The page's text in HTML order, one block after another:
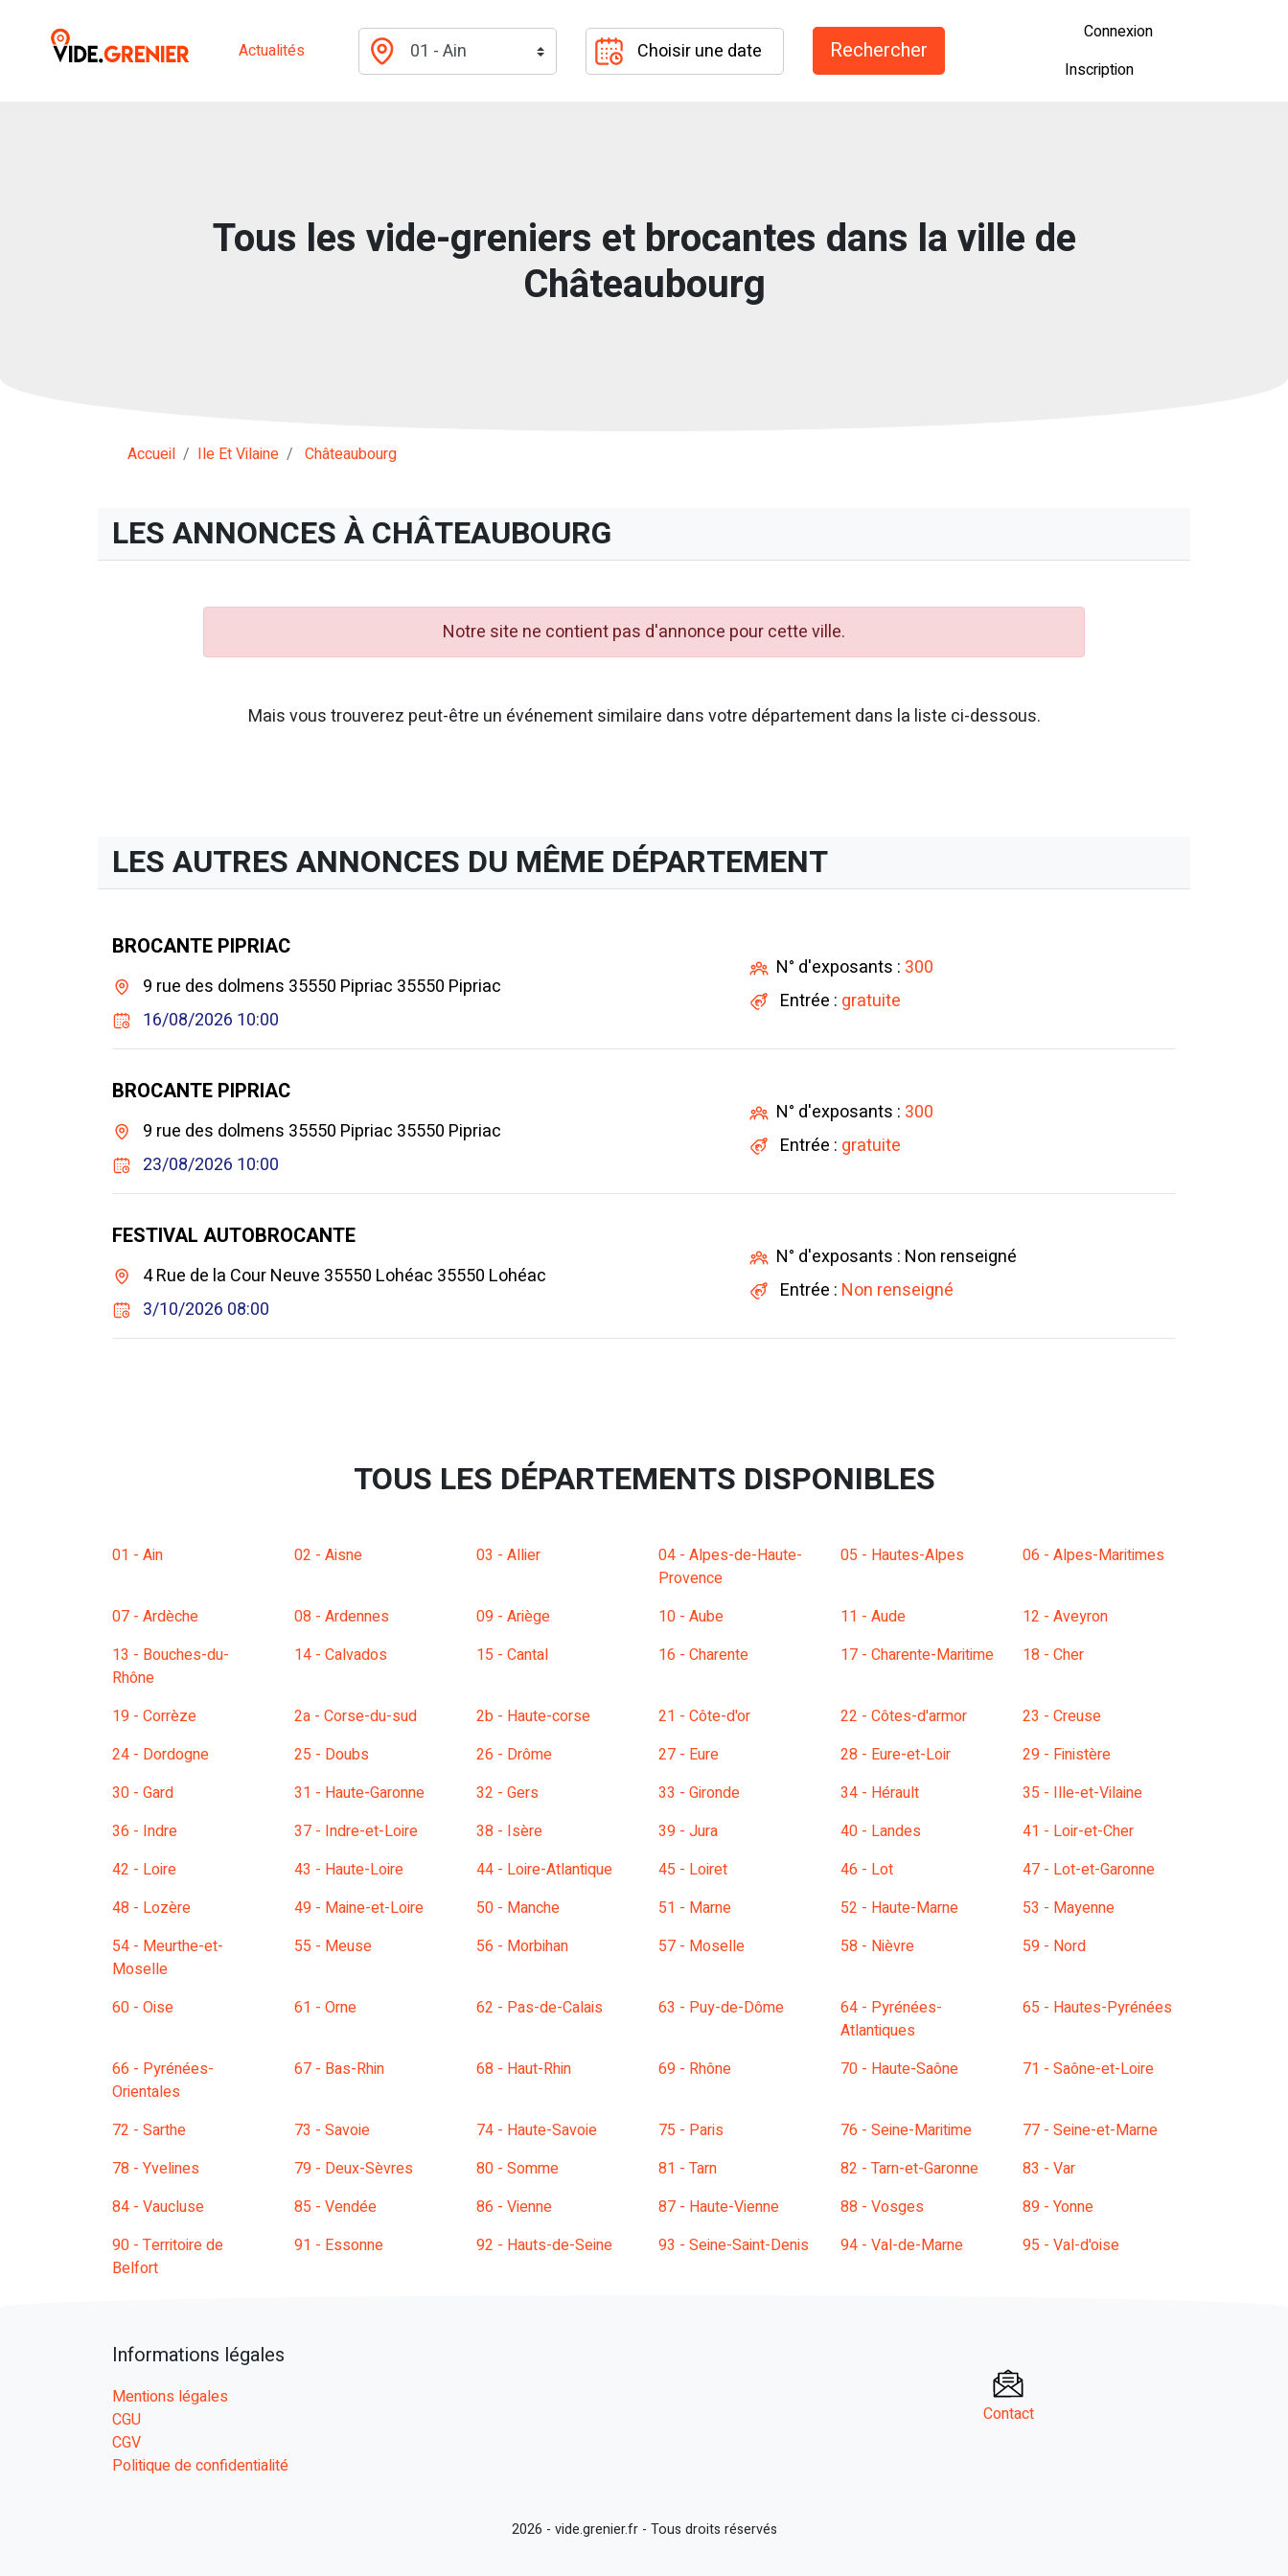
Actualités
Connexion
Inscription
Tous les vide-greniers et brocantes dans la ville de
Châteaubourg
Accueil Ile Et Vilaine Châteaubourg
LES ANNONCES À CHÂTEAUBOURG
Notre site ne contient pas d'annonce pour cette ville.
Mais vous trouverez peut-être un événement similaire dans votre département dans la liste ci-dessous.
LES AUTRES ANNONCES DU MÊME DÉPARTEMENT
BROCANTE PIPRIAC
9 rue des dolmens 35550 Pipriac 35550 Pipriac
16/08/2026 10:00
N° d'exposants : 300
Entrée : gratuite
BROCANTE PIPRIAC
9 rue des dolmens 35550 Pipriac 35550 Pipriac
23/08/2026 10:00
N° d'exposants : 300
Entrée : gratuite
FESTIVAL AUTOBROCANTE
4 Rue de la Cour Neuve 35550 Lohéac 35550 Lohéac
3/10/2026 08:00
N° d'exposants : Non renseigné
Entrée : Non renseigné
TOUS LES DÉPARTEMENTS DISPONIBLES
01 - Ain 02 - Aisne 03 - Allier
04 - Alpes-de-Haute-
Provence
05 - Hautes-Alpes 06 - Alpes-Maritimes
07 - Ardèche 08 - Ardennes 09 - Ariège 10 - Aube 11 - Aude
12 - Aveyron
13 - Bouches-du-
Rhône
14 - Calvados 15 - Cantal 16 - Charente 17 - Charente-Maritime 18 - Cher
19 - Corrèze 2a - Corse-du-sud 2b - Haute-corse 21 - Côte-d'or 22 - Côtes-d'armor
23 - Creuse
24 - Dordogne
25 - Doubs 26 - Drôme 27 - Eure 28 - Eure-et-Loir
29 - Finistère
30 - Gard
31 - Haute-Garonne 32 - Gers 33 - Gironde 34 - Hérault
35 - Ille-et-Vilaine
36 - Indre
37 - Indre-et-Loire 38 - Isère 39 - Jura 40 - Landes
41 - Loir-et-Cher
42 - Loire
43 - Haute-Loire 44 - Loire-Atlantique 45 - Loiret 46 - Lot
47 - Lot-et-Garonne
48 - Lozère
49 - Maine-et-Loire 50 - Manche 51 - Marne 52 - Haute-Marne
53 - Mayenne
54 - Meurthe-et-
Moselle
55 - Meuse 56 - Morbihan 57 - Moselle 58 - Nièvre 59 - Nord
60 - Oise 61 - Orne 62 - Pas-de-Calais 63 - Puy-de-Dôme
64 - Pyrénées-
Atlantiques
65 - Hautes-Pyrénées
66 - Pyrénées-
Orientales
67 - Bas-Rhin 68 - Haut-Rhin 69 - Rhône 70 - Haute-Saône 71 - Saône-et-Loire
72 - Sarthe 73 - Savoie 74 - Haute-Savoie 75 - Paris 76 - Seine-Maritime
77 - Seine-et-Marne
78 - Yvelines
79 - Deux-Sèvres 80 - Somme 81 - Tarn 82 - Tarn-et-Garonne
83 - Var
84 - Vaucluse
85 - Vendée 86 - Vienne 87 - Haute-Vienne 88 - Vosges
89 - Yonne
90 - Territoire de
Belfort
91 - Essonne 92 - Hauts-de-Seine 93 - Seine-Saint-Denis 94 - Val-de-Marne 95 - Val-d'oise
Informations légales
Mentions légales
CGU
CGV
Politique de confidentialité
Contact
2026 - vide.grenier.fr - Tous droits réservés